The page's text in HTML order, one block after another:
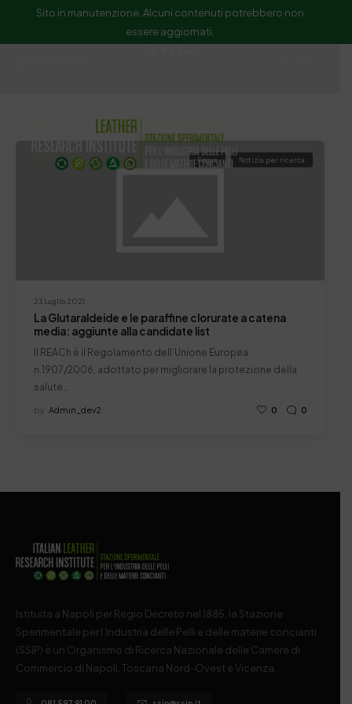
Sito in manutenzione. Alcuni contenuti potrebbero non
essere aggiornati.
SVHC
23 Luglio 2021
Focus Notizia per ricerca
La Glutaraldeide e le paraffine clorurate a catena
media: aggiunte alla candidate list
Il REACh è il Regolamento dell’Unione Europea
n.1907/2006, adottato per migliorare la protezione della
salute…
by Admin_dev2 0 0
Istituita a Napoli per Regio Decreto nel 1885, la Stazione
Sperimentale per l’Industria delle Pelli e delle materie concianti
(SSIP) è un Organismo di Ricerca Nazionale delle Camere di
Commercio di Napoli, Toscana Nord-Ovest e Vicenza.